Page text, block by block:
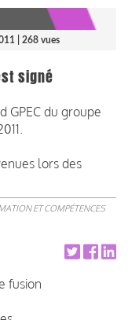
| 268 vues
signé
GPEC du groupe
lors des
ET COMPÉTENCES
fusion